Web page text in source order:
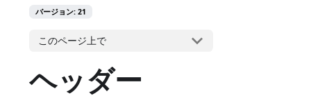
バージョン: 21
このページ上で
ヘッダー